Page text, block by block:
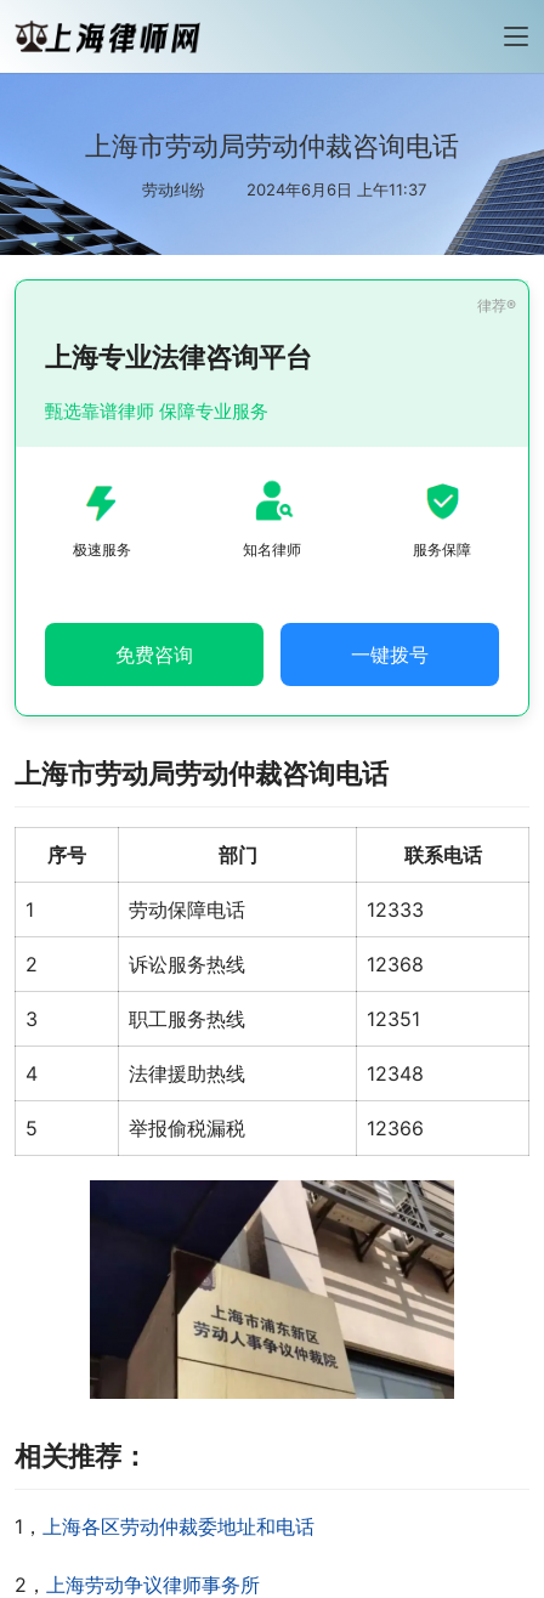
上海市劳动局劳动仲裁咨询电话
劳动纠纷 2024年6月6日 上午11:37
上海专业法律咨询平台
甄选靠谱律师 保障专业服务
极速服务 知名律师 服务保障
免费咨询 一键拨号
上海市劳动局劳动仲裁咨询电话
序号 部门 联系电话
1 劳动保障电话 12333
2 诉讼服务热线 12368
3 职工服务热线 12351
4 法律援助热线 12348
5 举报偷税漏税 12366
相关推荐：
1， 上海各区劳动仲裁委地址和电话
2， 上海劳动争议律师事务所